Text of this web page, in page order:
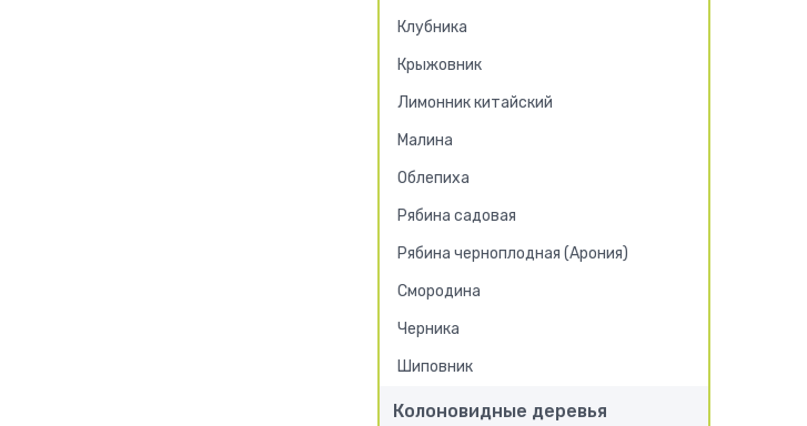
Клубника
Крыжовник
Лимонник китайский
Малина
Облепиха
Рябина садовая
Рябина черноплодная (Арония)
Смородина
Черника
Шиповник
Колоновидные деревья